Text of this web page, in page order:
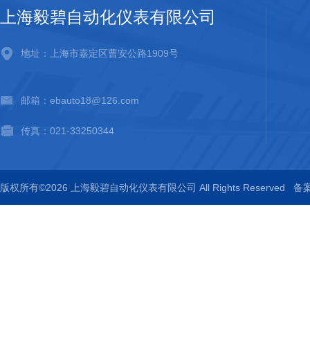
上海毅碧自动化仪表有限公司
地址：上海市嘉定区曹安公路1909号
邮箱：ebauto18@126.com
传真：021-33250344
版权所有©2026 上海毅碧自动化仪表有限公司 All Rights Reserved 备